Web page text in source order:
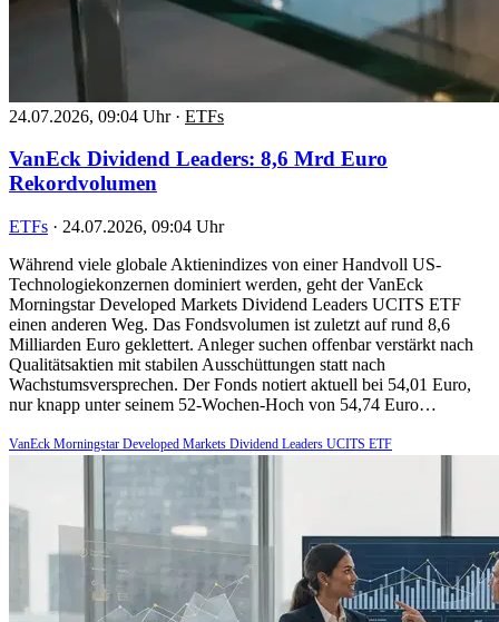
24.07.2026, 09:04 Uhr · ETFs
VanEck Dividend Leaders: 8,6 Mrd Euro
Rekordvolumen
ETFs · 24.07.2026, 09:04 Uhr
Während viele globale Aktienindizes von einer Handvoll US-
Technologiekonzernen dominiert werden, geht der VanEck
Morningstar Developed Markets Dividend Leaders UCITS ETF
einen anderen Weg. Das Fondsvolumen ist zuletzt auf rund 8,6
Milliarden Euro geklettert. Anleger suchen offenbar verstärkt nach
Qualitätsaktien mit stabilen Ausschüttungen statt nach
Wachstumsversprechen. Der Fonds notiert aktuell bei 54,01 Euro,
nur knapp unter seinem 52-Wochen-Hoch von 54,74 Euro…
VanEck Morningstar Developed Markets Dividend Leaders UCITS ETF